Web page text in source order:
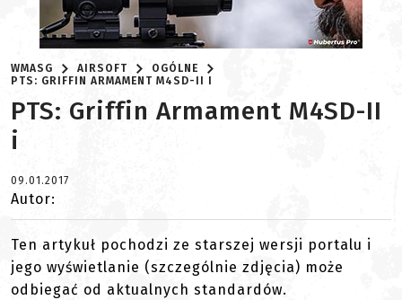
WMASG AIRSOFT
OGÓLNE
PTS: GRIFFIN ARMAMENT M4SD-II I
PTS: Griffin Armament M4SD-II
i
09.01.2017
Autor:
Ten artykuł pochodzi ze starszej wersji portalu i
jego wyświetlanie (szczególnie zdjęcia) może
odbiegać od aktualnych standardów.